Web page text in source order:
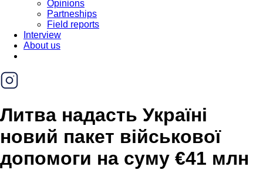
Opinions
Partneships
Field reports
Interview
About us
Литва надасть Україні
новий пакет військової
допомоги на суму €41 млн